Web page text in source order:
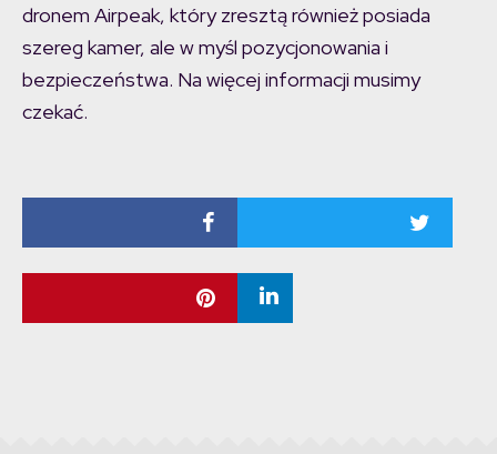
dronem Airpeak, który zresztą również posiada
szereg kamer, ale w myśl pozycjonowania i
bezpieczeństwa. Na więcej informacji musimy
czekać.